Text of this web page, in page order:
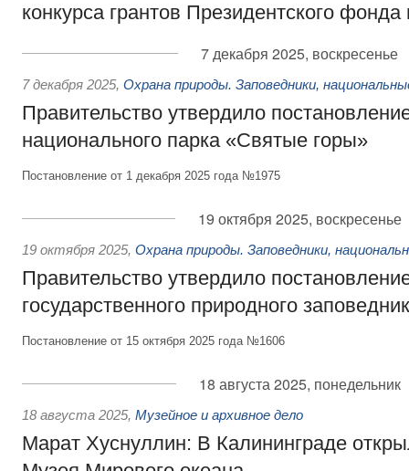
конкурса грантов Президентского
7 декабря 2025, воскресенье
7 декабря 2025, Охрана природы. Заповедники,
Правительство утвердило
национального парка «Святые горы»
Постановление от 1 декабря 2025 года №1975
19 октября 2025, воскресенье
19 октября 2025, Охрана природы. Заповедники,
Правительство утвердило
государственного природного
Постановление от 15 октября 2025 года №1606
18 августа 2025, понедельник
18 августа 2025, Музейное и архивное дело
Марат Хуснуллин: В Калининграде